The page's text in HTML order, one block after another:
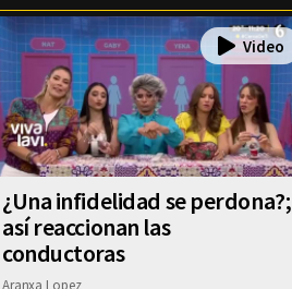
¿Una infidelidad se perdona?;
así reaccionan las
conductoras